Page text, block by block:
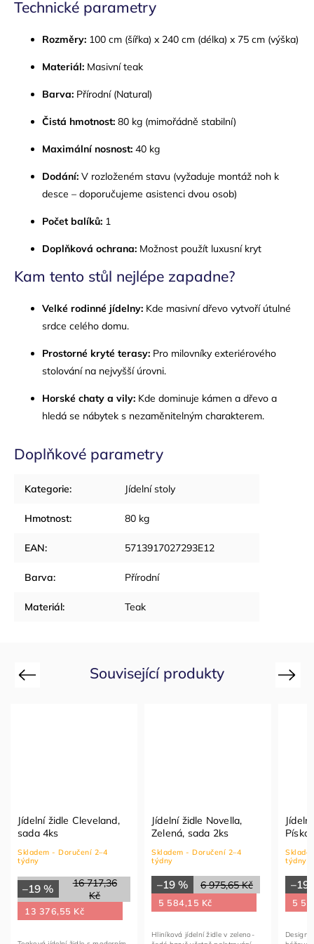
Technické parametry
Rozměry: 100 cm (šířka) x 240 cm (délka) x 75 cm (výška)
Materiál: Masivní teak
Barva: Přírodní (Natural)
Čistá hmotnost: 80 kg (mimořádně stabilní)
Maximální nosnost: 40 kg
Dodání: V rozloženém stavu (vyžaduje montáž noh k
desce – doporučujeme asistenci dvou osob)
Počet balíků: 1
Doplňková ochrana: Možnost použít luxusní kryt
Kam tento stůl nejlépe zapadne?
Velké rodinné jídelny: Kde masivní dřevo vytvoří útulné
srdce celého domu.
Prostorné kryté terasy: Pro milovníky exteriérového
stolování na nejvyšší úrovni.
Horské chaty a vily: Kde dominuje kámen a dřevo a
hledá se nábytek s nezaměnitelným charakterem.
Doplňkové parametry
Kategorie: Jídelní stoly
Hmotnost: 80 kg
EAN: 5713917027293E12
Barva: Přírodní
Materiál: Teak
Související produkty
Previous
Jídelní židle Novella,
Zelená, sada 2ks
Skladem - Doručení 2–4
týdny
6 975,65 Kč
–19 %
5 584,15 Kč
Jídelní židle Novella,
Písková, sada 2ks
Skladem - Doručení 2–4
týdny
6 975,65 Kč
–19 %
5 584,15 Kč
Designová hliníková židle v
2ks
9
Next